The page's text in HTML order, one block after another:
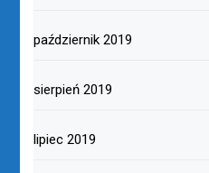
październik 2019
sierpień 2019
lipiec 2019